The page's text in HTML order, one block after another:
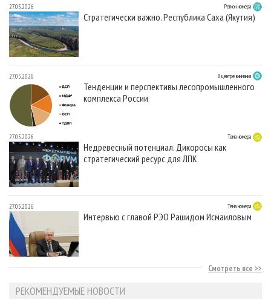
27.05.2026 Регион номера
Стратегически важно. Республика Саха (Якутия)
27.05.2026 В центре внимания
Тенденции и перспективы лесопромышленного
комплекса России
27.05.2026 Тема номера
Недревесный потенциал. Дикоросы как
стратегический ресурс для ЛПК
27.05.2026 Тема номера
Интервью с главой РЭО Рашидом Исмаиловым
Смотреть все
РЕКОМЕНДУЕМЫЕ НОВОСТИ